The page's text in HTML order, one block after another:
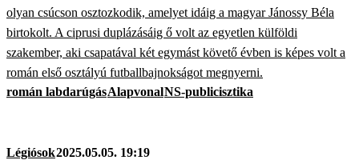
olyan csúcson osztozkodik, amelyet idáig a magyar Jánossy Béla
birtokolt. A ciprusi duplázásáig ő volt az egyetlen külföldi
szakember, aki csapatával két egymást követő évben is képes volt a
román első osztályú futballbajnokságot megnyerni.
román labdarúgásAlapvonalNS-publicisztika
Légiósok2025.05.05. 19:19